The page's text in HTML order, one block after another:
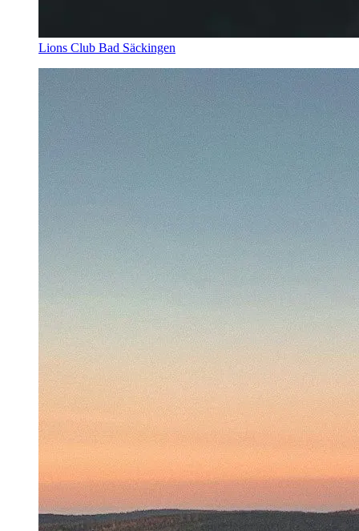
Lions Club Bad Säckingen